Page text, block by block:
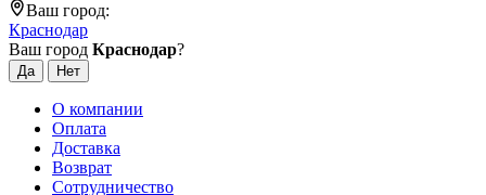
Ваш город:
Краснодар
Ваш город Краснодар?
О компании
Оплата
Доставка
Возврат
Сотрудничество